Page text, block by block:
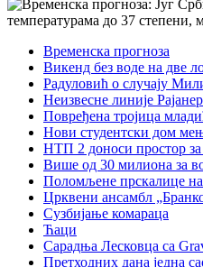
Временска прогноза
Викенд без воде на две
Радуловић о случају
Неизвесне линије
Повређена тројица
Нови студентски дом
НТП 2 доноси простор за
Више од 30 милиона за
Поломљене прскалице на
Црквени ансамбл
Сузбијање комараца
Ћаци
Сарадња Лесковца са
Претходних дана једна